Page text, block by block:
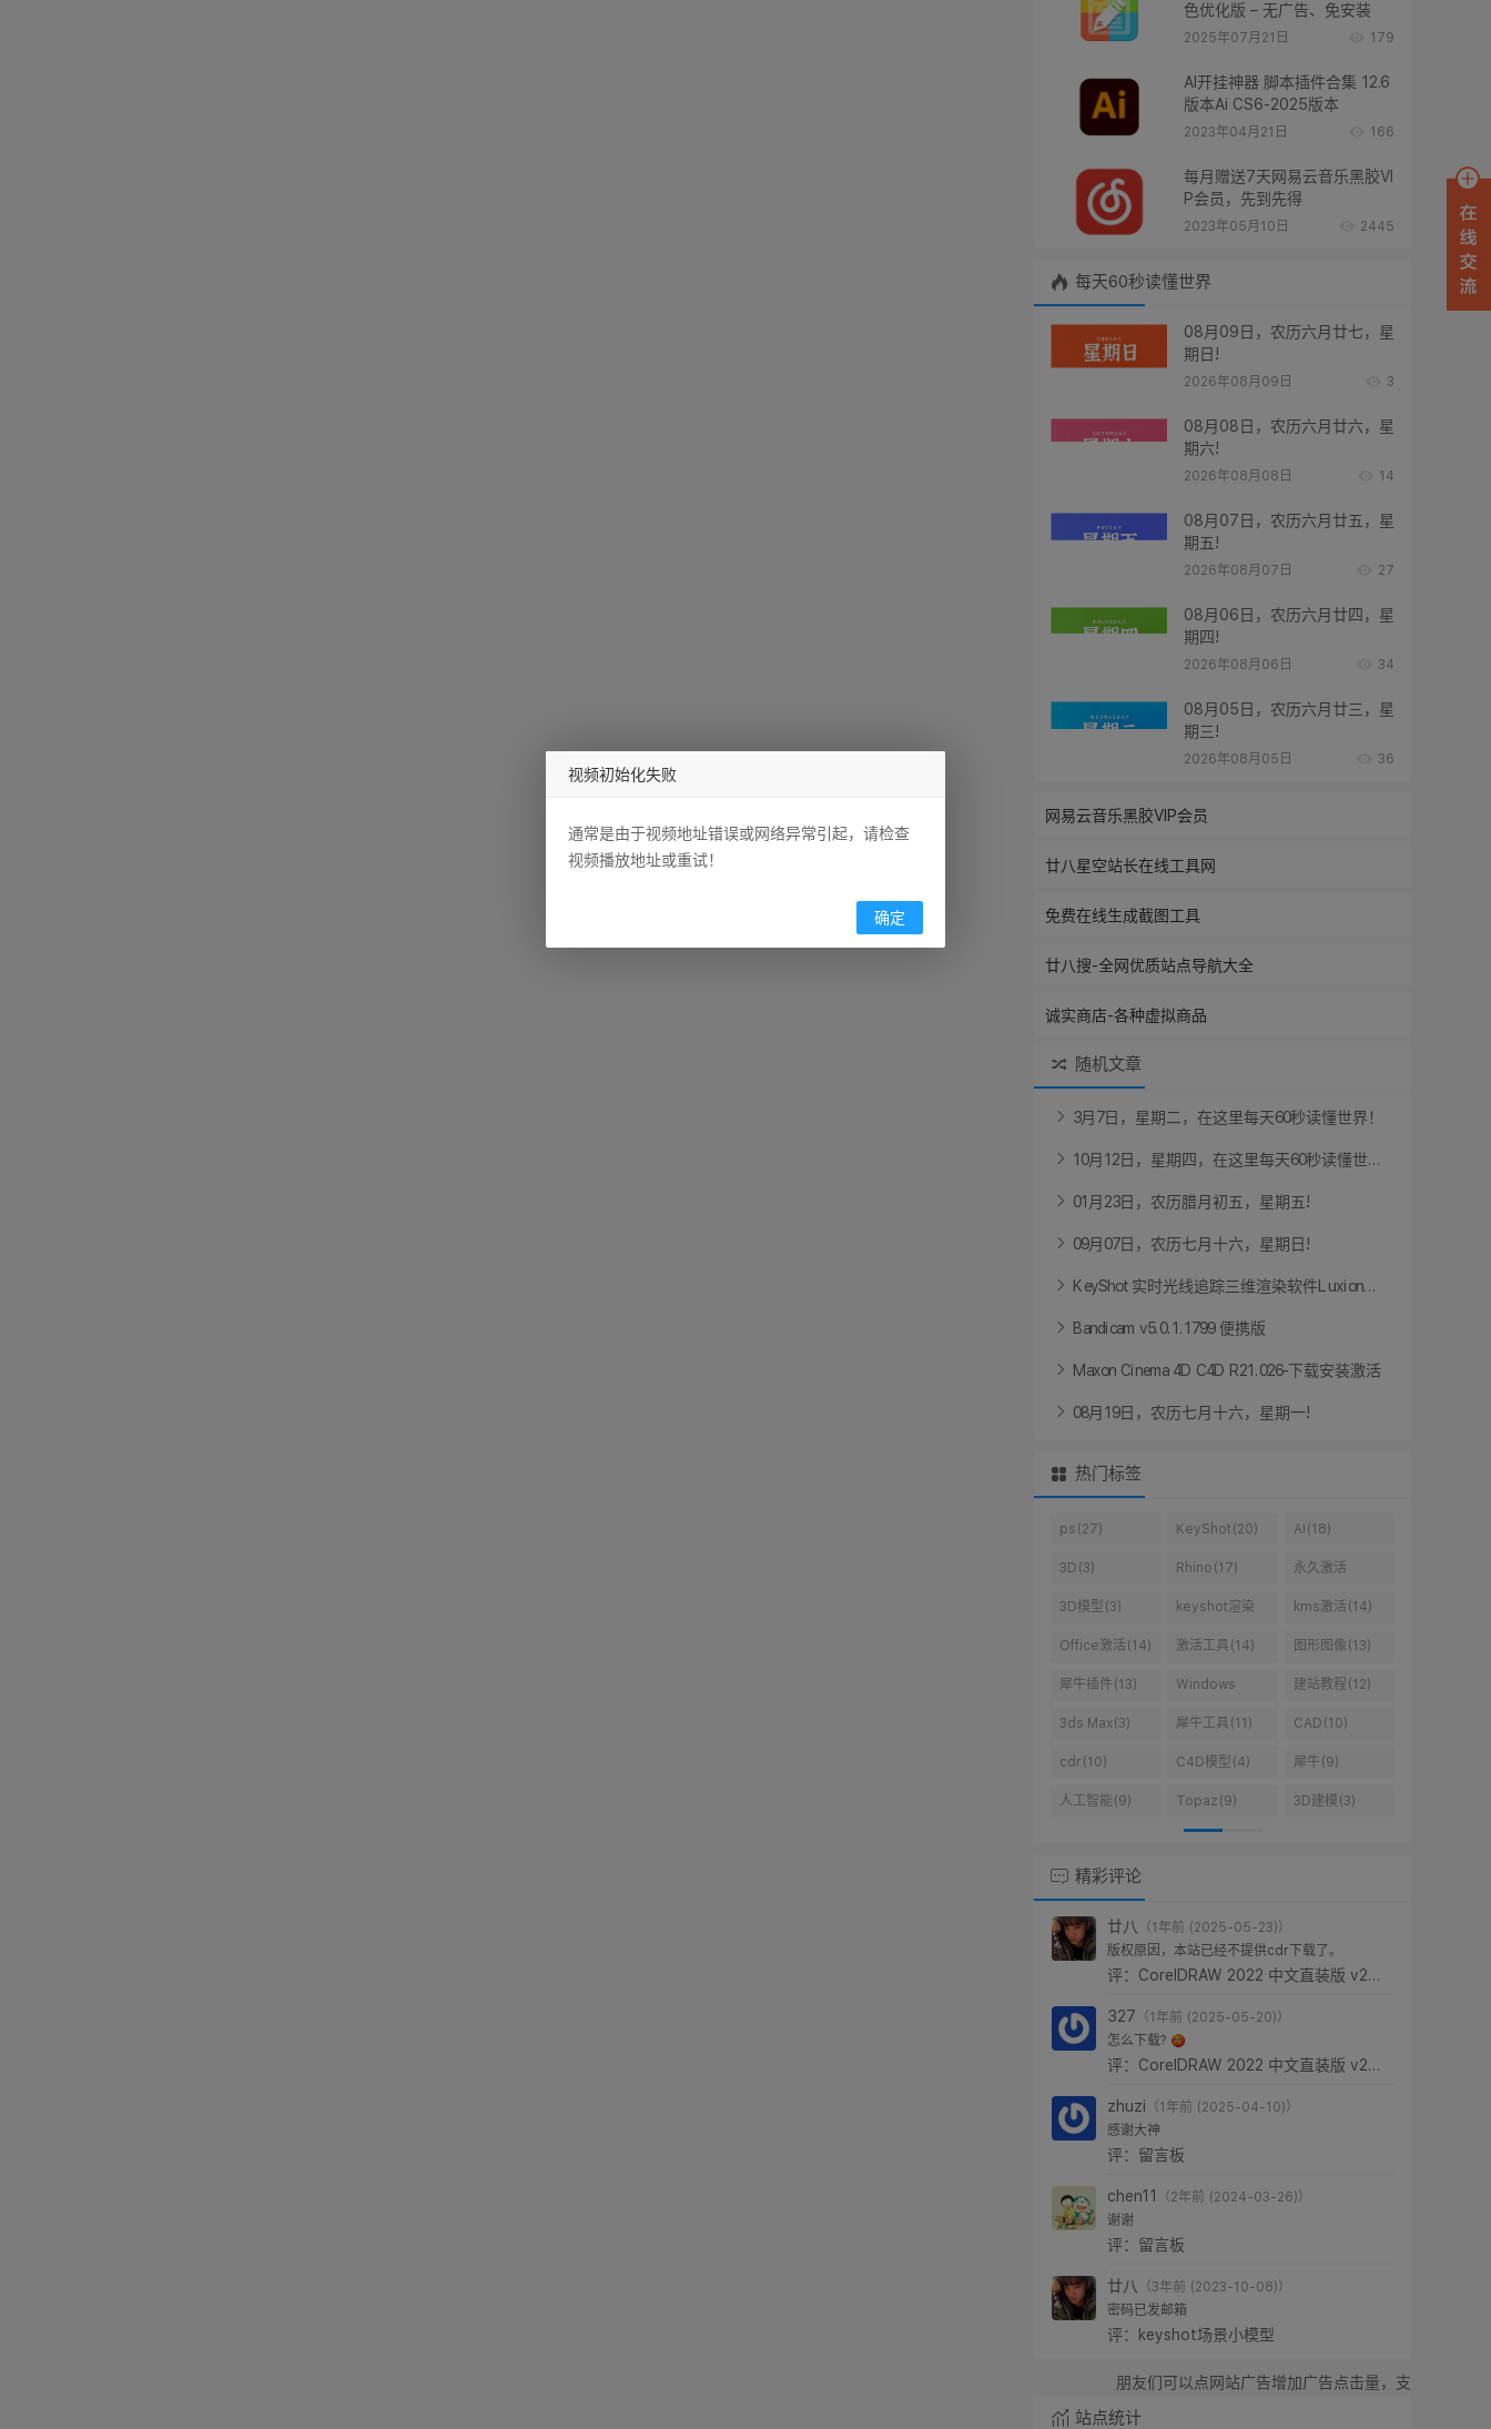
色优化版 – 无广告、免安装
2025年07月21日 179
AI开挂神器 脚本插件合集 12.6
版本Ai CS6-2025版本
2023年04月21日 166
每月赠送7天网易云音乐黑胶VI
P会员，先到先得
2023年05月10日 2445
每天60秒读懂世界
08月09日，农历六月廿七，星
期日!
2026年08月09日 3
08月08日，农历六月廿六，星
期六!
2026年08月08日 14
08月07日，农历六月廿五，星
期五!
2026年08月07日 27
08月06日，农历六月廿四，星
期四!
2026年08月06日 34
08月05日，农历六月廿三，星
期三!
2026年08月05日 36
网易云音乐黑胶VIP会员
廿八星空站长在线工具网
免费在线生成截图工具
廿八搜-全网优质站点导航大全
诚实商店-各种虚拟商品
随机文章
3月 7日 ， 星期 二 ， 在这里每天60秒读懂世界 ！
1 0月 1 2日 ， 星期 四 ， 在这里每天60秒读懂世...
01 月 23日 ， 农历腊月 初五 ， 星期五!
09月 07日 ， 农历七月 十六， 星期 日 !
KeyShot 实时光线追踪三维渲染软件 uxion...
Bandicam v5.0.1 .1 799便携版
Maxon Cinema 4D C4D R21 .026-下载安装激活
08月 1 9日 ， 农历七月 十六， 星期一!
热门标签
ps(27) KeyShot(20) AI(18)
3D(3) Rhino(17) 永久激活
win10(10)
3D模型(3) keyshot渲染
(14)
kms激活(14)
Office激活(14) 激活工具(14) 图形图像(13)
犀牛插件(13) Windows
10(10)
建站教程(12)
3ds Max(3) 犀牛工具(11) CAD(10)
cdr(10) C4D模型(4) 犀牛(9)
人工智能(9) Topaz(9) 3D建模(3)
精彩评论
廿八
（1年前 (2025-05-23)）
版权原因，本站已经不提供cdr下载了。
评：CorelDRAW 2022 中文直装版 v24.0.0.301
327 （1年前 (2025-05-20)）
怎么下载?
评：CorelDRAW 2022 中文直装版 v24.0.0.301
zhuzi （1年前 (2025-04-10)）
感谢大神
评：留言板
chen11
（2年前 (2024-03-26)）
谢谢
评：留言板
廿八
（3年前 (2023-10-08)）
密码已发邮箱
评：keyshot场景小模型
朋友们可以点网站广告增加广告点击量，支持廿八星空，感谢！
站点统计
视频初始化失败
通常是由于视频地址错误或网络异常引起，请检查
视频播放地址或重试！
确定